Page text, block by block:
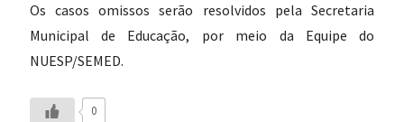
Os casos omissos serão resolvidos pela Secretaria
Municipal de Educação, por meio da Equipe do
NUESP/SEMED.
0